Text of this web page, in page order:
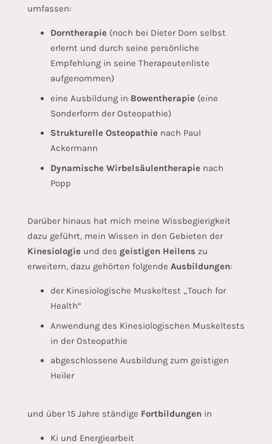
umfassen:
Dorntherapie (noch bei Dieter Dorn selbst
erlernt und durch seine persönliche
Empfehlung in seine Therapeutenliste
aufgenommen)
eine Ausbildung in Bowentherapie(eine
Sonderform der Osteopathie)
Strukturelle Osteopathienach Paul
Ackermann
Dynamische Wirbelsäulentherapienach
Popp
Darüber hinaus hat mich meine Wissbegierigkeit
dazu geführt, mein Wissen in den Gebieten der
Kinesiologie und des geistigen Heilens zu
erweitern, dazu gehörten folgende Ausbildungen:
der Kinesiologische Muskeltest „Touch for
Health“
Anwendung des Kinesiologischen Muskeltests
in der Osteopathie
abgeschlossene Ausbildung zum geistigen
Heiler
und über 15 Jahre ständige Fortbildungen in
Ki und Energiearbeit